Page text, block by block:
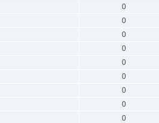
0
0
0
0
0
0
0
0
0